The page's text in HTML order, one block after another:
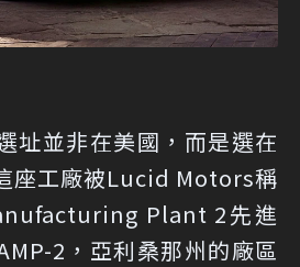
址並非在美國，而是選在
座工廠被Lucid Motors稱
Plant 2先進
2，亞利桑那州的廠區